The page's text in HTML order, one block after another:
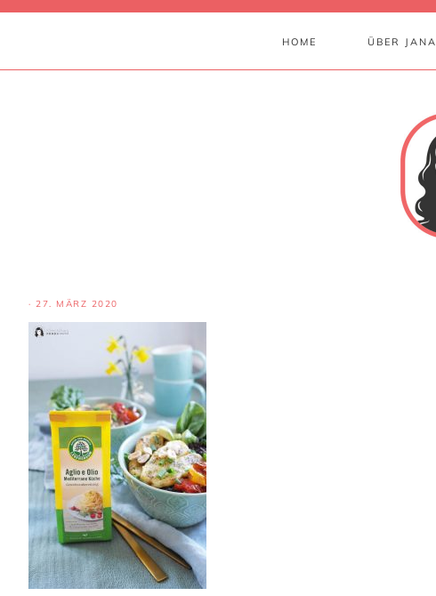
HOME ÜBER JANA
· 27. MÄRZ 2020